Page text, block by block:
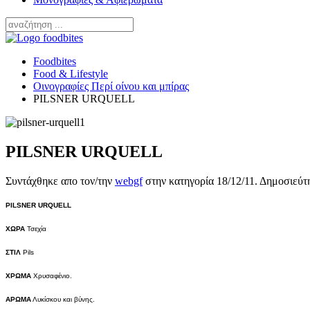
Foodbites
Food & Lifestyle
Οινογραφίες Περί οίνου και μπίρας
PILSNER URQUELL
PILSNER URQUELL
Συντάχθηκε απο τον/την webgfστην κατηγορία 18/12/11 .
PILSNER URQUELL
ΧΩΡΑ Τσεχία
ΣΤΙΛ Pils
ΧΡΩΜΑ Χρυσαφένιο.
ΑΡΩΜΑΛυκίσκου και βύνης.